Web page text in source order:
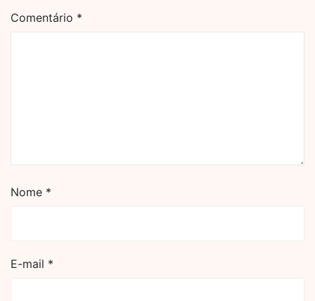
Comentário *
Nome *
E-mail *